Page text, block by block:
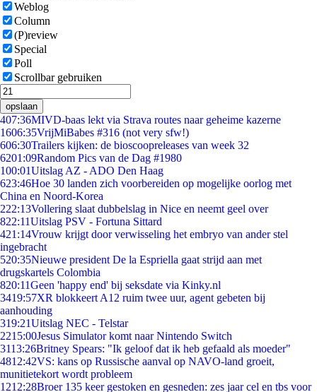
Weblog
Column
(P)review
Special
Poll
Scrollbar gebruiken
opslaan
407:36MIVD-baas lekt via Strava routes naar geheime kazerne
1606:35VrijMiBabes #316 (not very sfw!)
606:30Trailers kijken: de bioscoopreleases van week 32
6201:09Random Pics van de Dag #1980
100:01Uitslag AZ - ADO Den Haag
623:46Hoe 30 landen zich voorbereiden op mogelijke oorlog met
China en Noord-Korea
222:13Vollering slaat dubbelslag in Nice en neemt geel over
822:11Uitslag PSV - Fortuna Sittard
421:14Vrouw krijgt door verwisseling het embryo van ander stel
ingebracht
520:35Nieuwe president De la Espriella gaat strijd aan met
drugskartels Colombia
820:11Geen 'happy end' bij seksdate via Kinky.nl
3419:57XR blokkeert A12 ruim twee uur, agent gebeten bij
aanhouding
319:21Uitslag NEC - Telstar
2215:00Jesus Simulator komt naar Nintendo Switch
3113:26Britney Spears: "Ik geloof dat ik heb gefaald als moeder"
4812:42VS: kans op Russische aanval op NAVO-land groeit,
munitietekort wordt probleem
1212:28Broer 135 keer gestoken en gesneden: zes jaar cel en tbs voor